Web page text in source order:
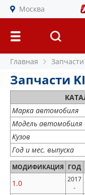
Москва
Главная Запчасти
Запчасти
Марка автомобиля
Модель автомобиля
Кузов
Год и мес. выпуска
МОДИФИКАЦИЯ ГОД
1.0
2017
-